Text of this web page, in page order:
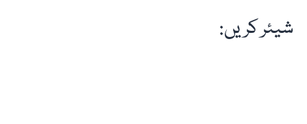
شیئر کریں: